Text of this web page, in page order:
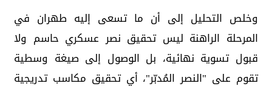
وخلص التحليل إلى أن ما تسعى إليه طهران في
المرحلة الراهنة ليس تحقيق نصر عسكري حاسم ولا
قبول تسوية نهائية، بل الوصول إلى صيغة وسطية
تقوم على "النصر المُدبّر"، أي تحقيق مكاسب تدريجية